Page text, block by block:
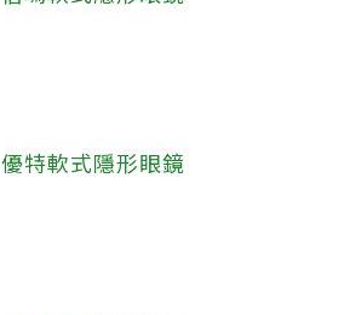
優特軟式隱形眼鏡